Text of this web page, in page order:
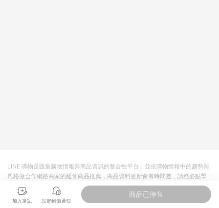
加入筆記 設定到價通知
商品已停售
LINE 購物是匯集購物情報與商品資訊的整合性平台，並依購物情報中的趨勢與
風格做合作網路商家的延伸商品推薦，商品資料更新會有時間差，請務必點擊
商品至各合作網路商家，確認現售價與購物條件，一切資訊以合作廠商網頁為
準。